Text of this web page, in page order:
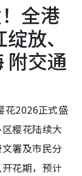
全港
放、
附交通
花2026正式盛
樱花陆续大
署及市民分
花期，预计